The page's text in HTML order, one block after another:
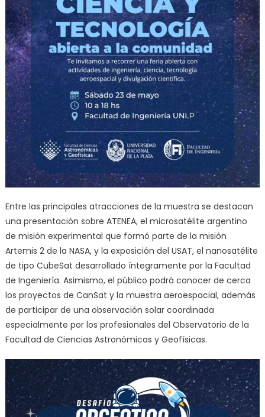
Entre las principales atracciones de la muestra se destacan
una presentación sobre ATENEA, el microsatélite argentino
de misión experimental que formó parte de la misión
Artemis 2 de la NASA, y la exposición del USAT, el nanosatélite
de tipo CubeSat desarrollado íntegramente por la Facultad
de Ingeniería. Asimismo, el público podrá conocer de cerca
los proyectos de CanSat y la muestra aeroespacial, además
de participar de una observación solar coordinada
especialmente por los profesionales del Observatorio de la
Facultad de Ciencias Astronómicas y Geofísicas.